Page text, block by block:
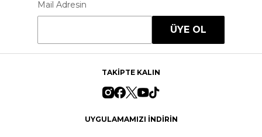
Mail Adresin
ÜYE OL
TAKİPTE KALIN
UYGULAMAMIZI İNDİRİN